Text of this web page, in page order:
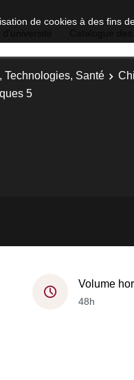
de cookies à des fins
Technologies, Santé
5
Volume
48h